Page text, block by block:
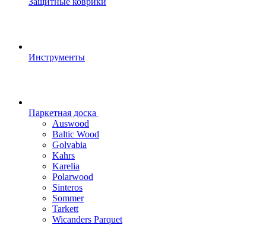
Инструменты
Паркетная доска
Auswood
Baltic Wood
Golvabia
Kahrs
Karelia
Polarwood
Sinteros
Sommer
Tarkett
Wicanders Parquet